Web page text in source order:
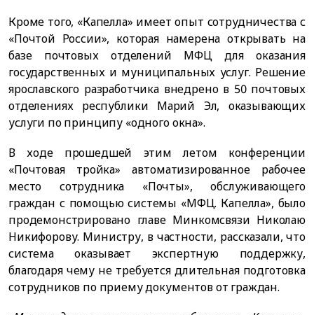
Кроме того, «Капелла» имеет опыт сотрудничества с
«Почтой России», которая намерена открывать на
базе почтовых отделений МФЦ для оказания
государственных и муниципальных услуг. Решение
ярославского разработчика внедрено в 50 почтовых
отделениях республики Марий Эл, оказывающих
услуги по принципу «одного окна».
В ходе прошедшей этим летом конференции
«Почтовая тройка» автоматизированное рабочее
место сотрудника «Почты», обслуживающего
граждан с помощью системы «МФЦ. Капелла», было
продемонстрировано главе Минкомсвязи Николаю
Никифорову. Министру, в частности, рассказали, что
система оказывает экспертную поддержку,
благодаря чему не требуется длительная подготовка
сотрудников по приему документов от граждан.